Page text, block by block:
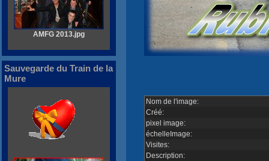
Nom de l'image:
Créé:
pixel image:
échelleImage:
Visites:
Description:
AMFG 2013.jpg
Sauvegarde du Train de la
Mure